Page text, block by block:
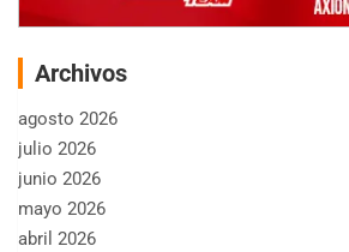
Archivos
agosto 2026
julio 2026
junio 2026
mayo 2026
abril 2026